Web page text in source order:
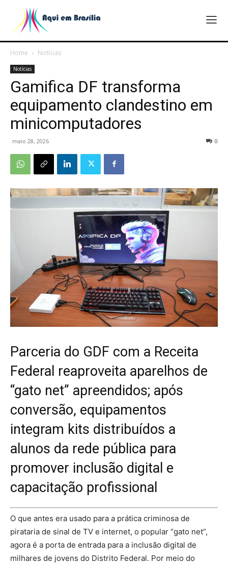
Home Notícias
Notícias
Gamifica DF transforma
equipamento clandestino em
minicomputadores
maio 28, 2026 0
Parceria do GDF com a Receita
Federal reaproveita aparelhos de
“gato net” apreendidos; após
conversão, equipamentos
integram kits distribuídos a
alunos da rede pública para
promover inclusão digital e
capacitação profissional
O que antes era usado para a prática criminosa de
pirataria de sinal de TV e internet, o popular “gato net”,
agora é a porta de entrada para a inclusão digital de
milhares de jovens do Distrito Federal. Por meio do